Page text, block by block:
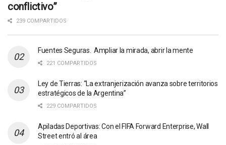
conflictivo”
239 COMPARTIDOS
Fuentes Seguras. Ampliar la mirada, abrir la mente
221 COMPARTIDOS
Ley de Tierras: “La extranjerización avanza sobre territorios
estratégicos de la Argentina”
229 COMPARTIDOS
Apiladas Deportivas: Con el FIFA Forward Enterprise, Wall
Street entró al área